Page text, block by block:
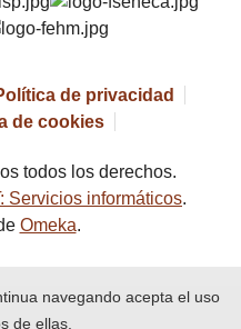
de privacidad
de cookies
todos los derechos.
Servicios informáticos.
Omeka.
navegando acepta el uso
de ellas.